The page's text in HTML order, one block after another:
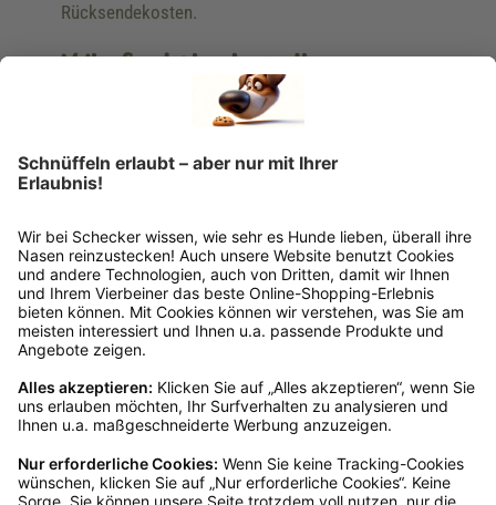
Rücksendekosten.
Wie funktioniert die
Rücksendung?
Bitte fülle das Rücksendeformular aus. Dieses
findest du online. Verpacke die Artikel
Rücksendeetikett auf das Paket. Dieses kannst du
dir in deinem Kundenkonto anfordern. Hast du als
Gast bestellt, schreibe uns eine Email an
verkauf@schecker.de oder rufe zu unseren
Servicezeiten an, dann lassen wir dir ein